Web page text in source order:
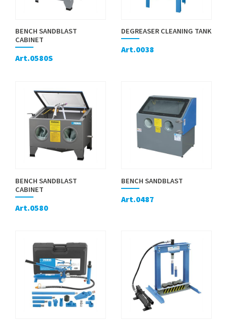
BENCH SANDBLAST
CABINET
Art.0580S
DEGREASER CLEANING TANK
Art.0038
BENCH SANDBLAST
CABINET
Art.0580
BENCH SANDBLAST
Art.0487